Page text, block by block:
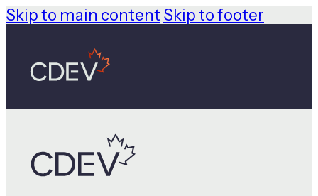
Skip to main content Skip to footer